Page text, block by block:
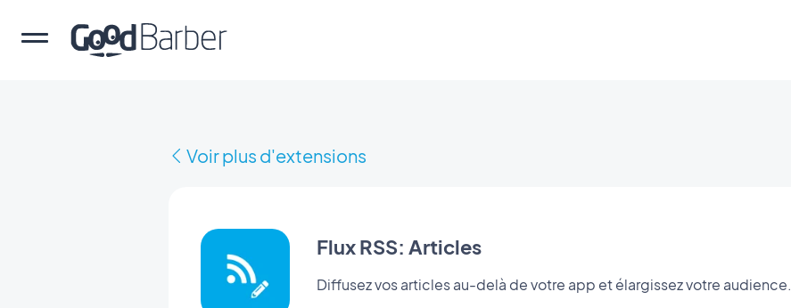
Voir plus d'extensions
Flux RSS: Articles
Diffusez vos articles au-delà de votre app et élargissez votre audience.